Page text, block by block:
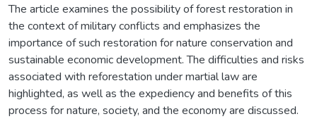
The article examines the possibility of forest restoration in
the context of military conflicts and emphasizes the
importance of such restoration for nature conservation and
sustainable economic development. The difficulties and risks
associated with reforestation under martial law are
highlighted, as well as the expediency and benefits of this
process for nature, society, and the economy are discussed.